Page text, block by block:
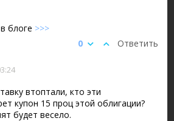
блоге >>>
Ответить
0
втоптали, кто эти
купон 15 проц этой облигации?
будет весело.